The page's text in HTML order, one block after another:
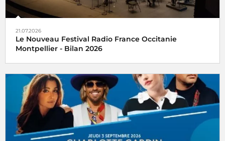
21.07.2026
Le Nouveau Festival Radio France Occitanie
Montpellier - Bilan 2026